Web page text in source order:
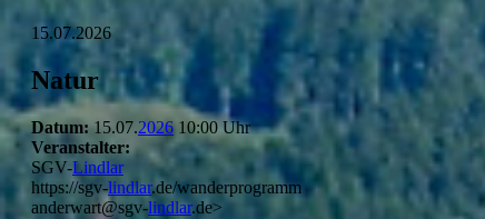
15.07.2026
Natur
Datum:15.07.202610:00 Uhr
Veranstalter:
SGV-Lindlar
https://sgv-lindlar.de/wanderprogramm
anderwart@sgv-lindlar.de>